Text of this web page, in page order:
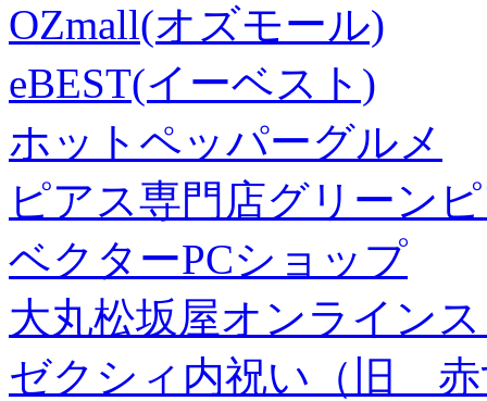
OZmall(オズモール)
eBEST(イーベスト)
ホットペッパーグルメ
ピアス専門店グリーン
ベクターPCショップ
大丸松坂屋オンライン
ゼクシィ内祝い（旧 赤